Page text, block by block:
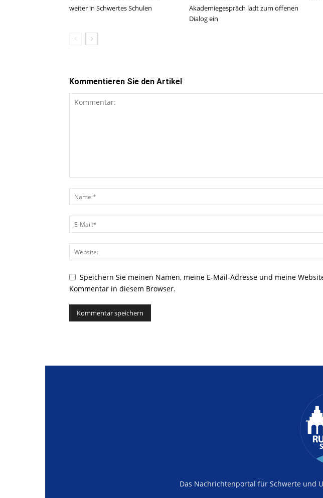
weiter in Schwertes Schulen
Akademiegespräch lädt zum offenen
Dialog ein
Kommentieren Sie den Artikel
Speichern Sie meinen Namen, meine E-Mail-Adresse und meine
Kommentar in diesem Browser.
Das Nachrichtenportal für Schwerte und